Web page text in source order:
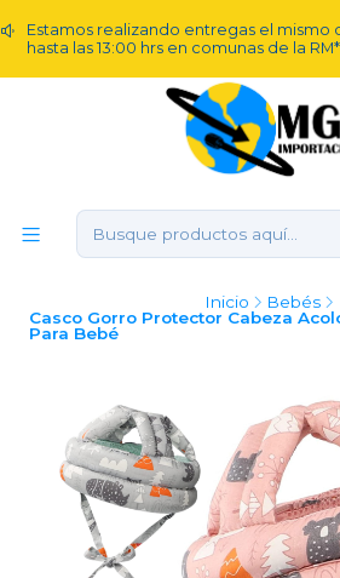
Estamos realizando entregas el mismo
hasta las 13:00 hrs en comunas de la RM*
Inicio
Bebés
Casco Gorro Protector Cabeza
Para Bebé